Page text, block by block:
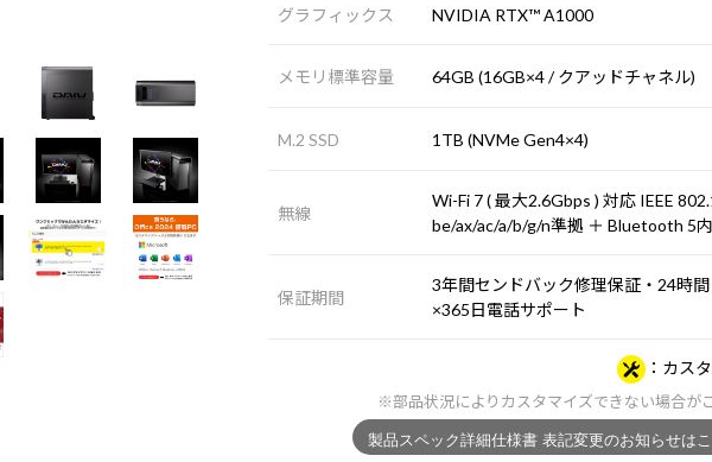
グラフィックス NVIDIA RTX™ A1000
メモリ標準容量 64GB (16GB×4 / クアッドチャネル)
M.2 SSD 1TB (NVMe Gen4×4)
無線
Wi-Fi 7 ( 最大2.6Gbps ) 対応 IEEE
be/ax/ac/a/b/g/n準拠 ＋ Bluetooth 5
保証期間
3年間センドバック修理保証・24時間
×365日電話サポート
カス
※部品状況によりカスタマイズできない場合が